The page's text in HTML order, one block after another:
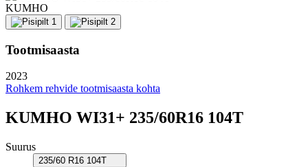
KUMHO
Tootmisaasta
2023
Rohkem rehvide tootmisaasta kohta
KUMHO WI31+ 235/60R16 104T
Suurus
235/60 R16 104T